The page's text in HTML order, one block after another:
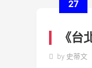
27
《台
by 史蒂文